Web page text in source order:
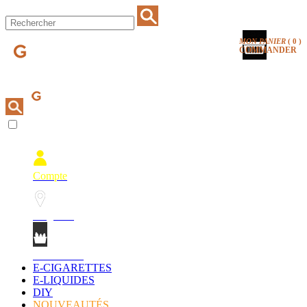
MON PANIER ( 0 )
COMMANDER
Compte
E-CIGARETTES
E-LIQUIDES
DIY
NOUVEAUTÉS